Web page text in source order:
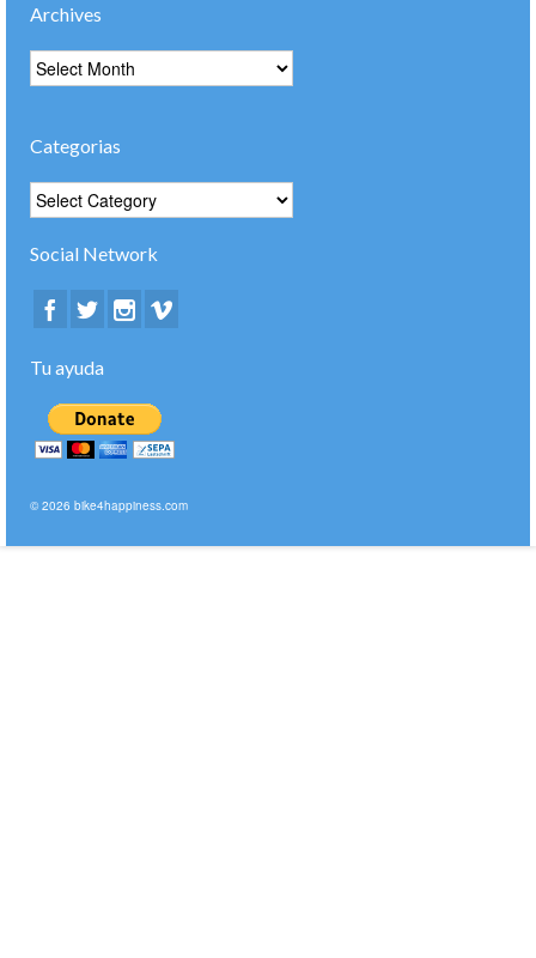
Archives
Archives
Categorias
Categorias
Social Network
Tu ayuda
© 2026 bike4happiness.com